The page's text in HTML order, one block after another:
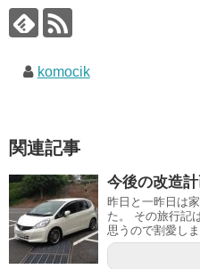
komocik
関連記事
今後の改造
昨日と一昨日は
た。 その旅行記
思うので割愛し